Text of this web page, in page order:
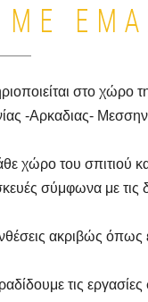
ΜΕ
στο χώρο
-Αρκαδιας-
χώρο του σπιτιού
σύμφωνα με τις
ακριβώς όπως
τις